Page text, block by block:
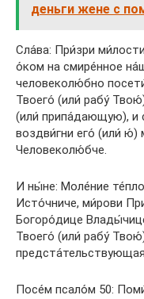
деньги жене с
Сла́ва: При́зри
о́ком на смире́нное
человеколю́бно
Твоего́ (или́ рабу́
(или́ припа́дающую), и
воздви́гни его́ (или́
Человеколю́бче.
И ны́не: Моле́ние
Исто́чниче, ми́рови
Богоро́дице
Твоего́ (или́ рабу́
Посе́м псало́м 50: